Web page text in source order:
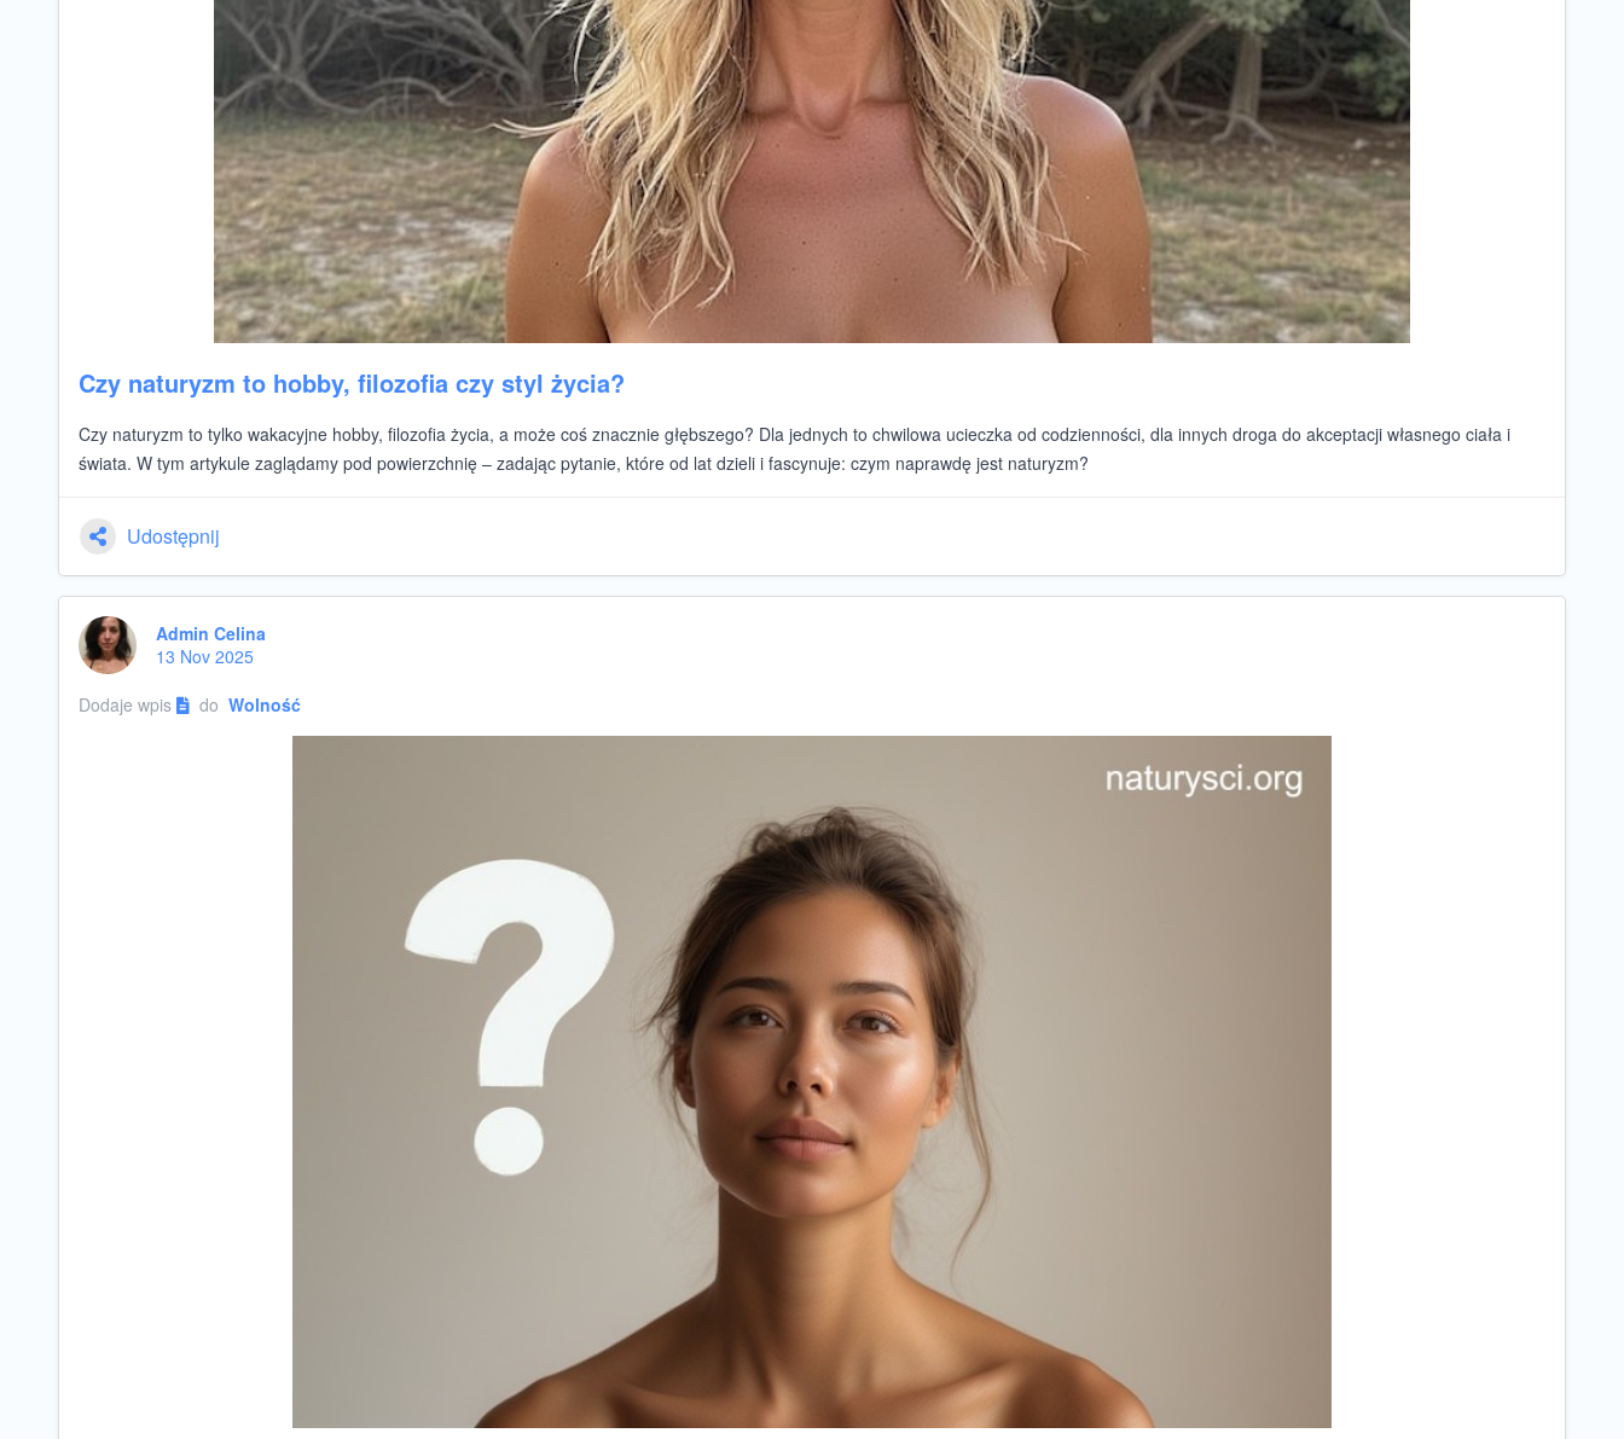
Czy naturyzm to hobby, filozofia czy styl życia?
Czy naturyzm to tylko wakacyjne hobby, filozofia życia, a może coś znacznie głębszego? Dla jednych to chwilowa ucieczka od codzienności, dla innych droga do akceptacji własnego ciała i
świata. W tym artykule zaglądamy pod powierzchnię – zadając pytanie, które od lat dzieli i fascynuje: czym naprawdę jest naturyzm?
Udostępnij
Admin Celina
13 Nov 2025
Dodaje wpis
do Wolność